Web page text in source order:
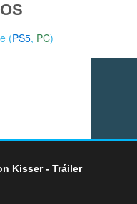
(PS5, PC)
Kisser - Tráiler